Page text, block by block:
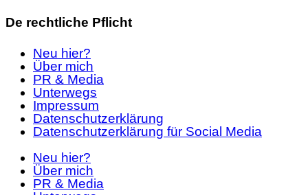
De rechtliche Pflicht
Neu hier?
Über mich
PR & Media
Unterwegs
Impressum
Datenschutzerklärung
Datenschutzerklärung für Social Media
Neu hier?
Über mich
PR & Media